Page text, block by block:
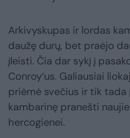
Arkivyskupas ir lordas
daužę durų, bet praėjo
įleisti. Čia dar sykį į
Conroy’us. Galiausiai
priėmė svečius ir tik tada
kambarinę pranešti
hercogienei.